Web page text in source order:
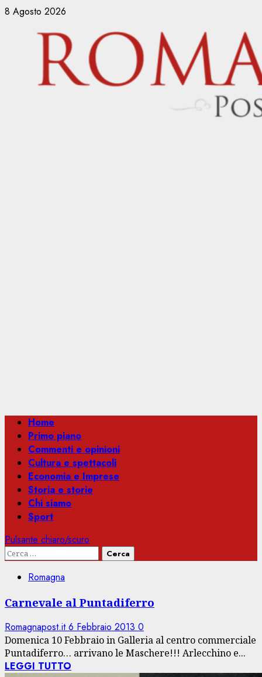
Vai
contenuto
8 Agosto 2026
Menu
principale
Home
Primo piano
Commenti e opinioni
Cultura e spettacoli
Economia e Imprese
Storia e storie
Chi siamo
Sport
Pulsante chiaro/scuro
Ricerca
Romagna
Carnevale al Puntadiferro
Romagnapost.it6 Febbraio 2013 0
Domenica 10 Febbraio in Galleria al centro commerciale
Puntadiferro… arrivano le Maschere!!! Arlecchino e...
LEGGI TUTTO